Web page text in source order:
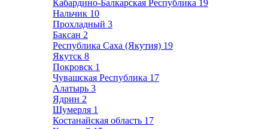
Кабардино-Балкарская Республика 19
Нальчик 10
Прохладный 3
Баксан 2
Республика Саха (Якутия) 19
Якутск 8
Покровск 1
Чувашская Республика 17
Алатырь 3
Ядрин 2
Шумерля 1
Костанайская область 17